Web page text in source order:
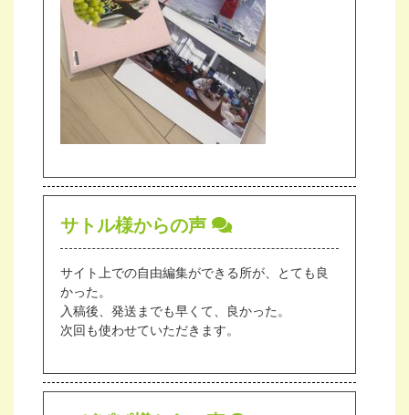
サトル様からの声
サイト上での自由編集ができる所が、とても良
かった。
入稿後、発送までも早くて、良かった。
次回も使わせていただきます。